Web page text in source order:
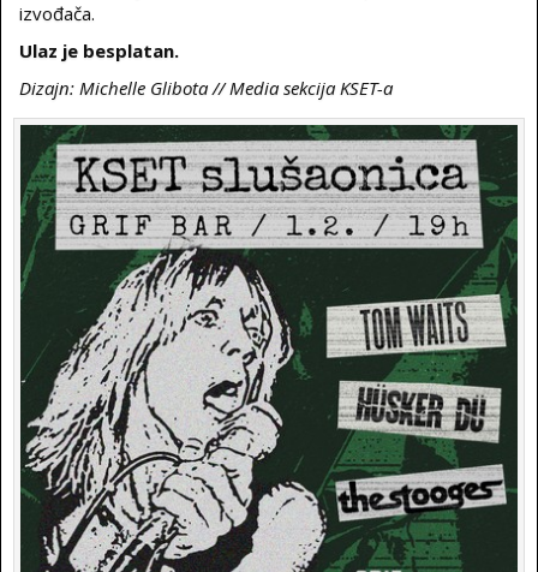
izvođača.
Ulaz je besplatan.
Dizajn: Michelle Glibota // Media sekcija KSET-a